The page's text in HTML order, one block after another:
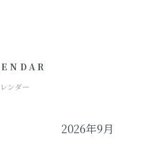
ンダー
2026年9月